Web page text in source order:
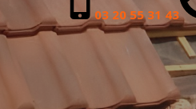
03 20 55 31 43